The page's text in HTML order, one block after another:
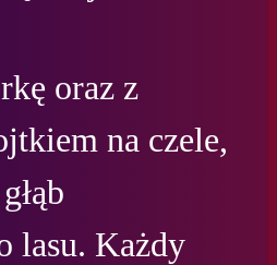
oraz z
na czele,
lasu. Każdy